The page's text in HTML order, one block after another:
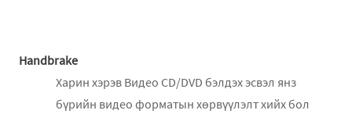
Handbrake
Харин хэрэв Видео CD/DVD бэлдэх эсвэл янз
бүрийн видео форматын хөрвүүлэлт хийх бол